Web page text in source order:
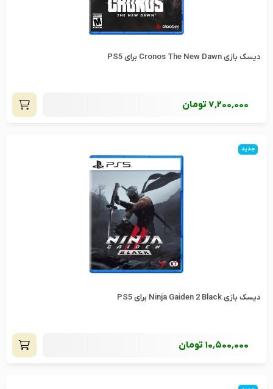
دیسک بازی Cronos The New Dawn برای PS5
7٬200٬000تومان
جدید
دیسک بازی Ninja Gaiden 2 Black برای PS5
10٬500٬000 تومان